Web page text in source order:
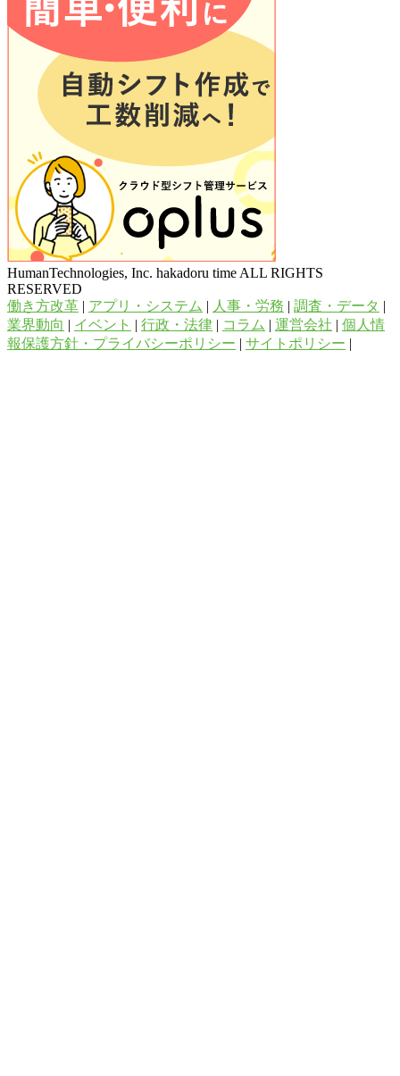
HumanTechnologies, Inc. hakadoru time ALL RIGHTS
RESERVED
働き方改革 | アプリ・システム | 人事・労務 | 調査・データ |
業界動向 | イベント | 行政・法律 | コラム | 運営会社 | 個人情
報保護方針・プライバシーポリシー | サイトポリシー |